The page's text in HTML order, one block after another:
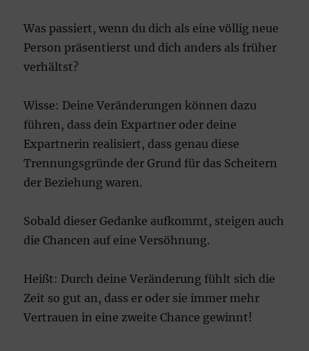
Was passiert, wenn du dich als eine völlig neue
Person präsentierst und dich anders als früher
verhältst?
Wisse: Deine Veränderungen können dazu
führen, dass dein Expartner oder deine
Expartnerin realisiert, dass genau diese
Trennungsgründe der Grund für das Scheitern
der Beziehung waren.
Sobald dieser Gedanke aufkommt, steigen auch
die Chancen auf eine Versöhnung.
Heißt: Durch deine Veränderung fühlt sich die
Zeit so gut an, dass er oder sie immer mehr
Vertrauen in eine zweite Chance gewinnt!